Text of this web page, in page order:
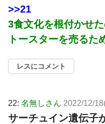
>>21
3食文化を根付かせ
トースターを売るた
レスにコメント
22: 名無しさん 2022/12/
サーチュイン遺伝子